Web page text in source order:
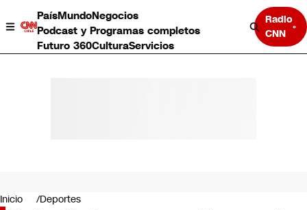
PaísMundoNegocios
Podcast y Programas completos
Futuro 360CulturaServicios
Radio
CNN
Negocios
Inicio Deportes